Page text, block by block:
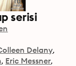
serisi
Delany
Eric Messner